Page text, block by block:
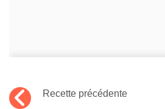
Recette précédente